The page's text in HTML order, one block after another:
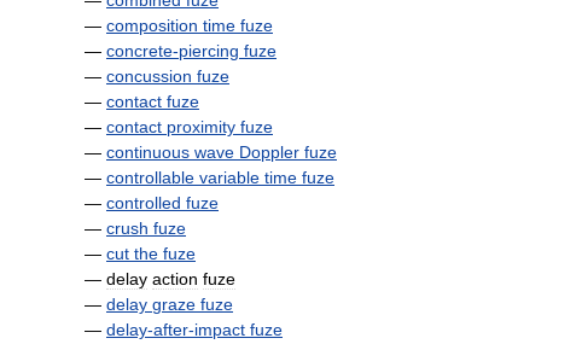
— composition time fuze
— concrete-piercing fuze
— concussion fuze
— contact fuze
— contact proximity fuze
— continuous wave Doppler fuze
— controllable variable time fuze
— controlled fuze
— crush fuze
— cut the fuze
— delay action fuze
— delay graze fuze
— delay-after-impact fuze